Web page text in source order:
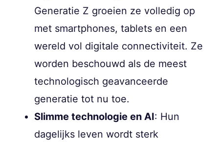
Generatie Z groeien ze volledig op
met smartphones, tablets en een
wereld vol digitale connectiviteit. Ze
worden beschouwd als de meest
technologisch geavanceerde
generatie tot nu toe.
Slimme technologie en AI: Hun
dagelijks leven wordt sterk